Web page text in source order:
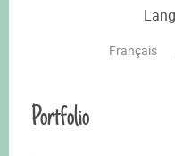
Français
Portfolio